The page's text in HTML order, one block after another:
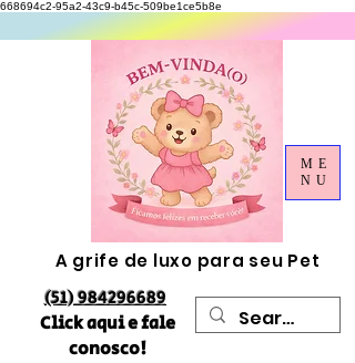
668694c2-95a2-43c9-b45c-509be1ce5b8e
A grife de luxo para seu Pet
(51) 984296689
Click aqui e fale
conosco!
ME
NU